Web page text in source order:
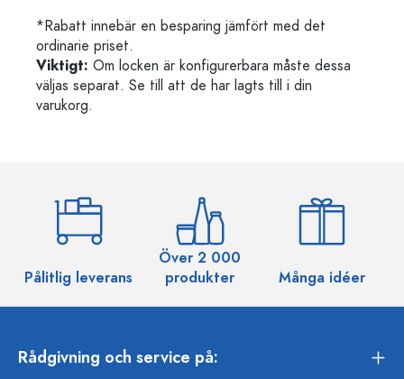
*Rabatt innebär en besparing jämfört med det
ordinarie priset.
Viktigt: Om locken är konfigurerbara måste dessa
väljas separat. Se till att de har lagts till i din
varukorg.
Pålitlig leverans
Över 2 000
produkter
Många idéer
Rådgivning och service på: